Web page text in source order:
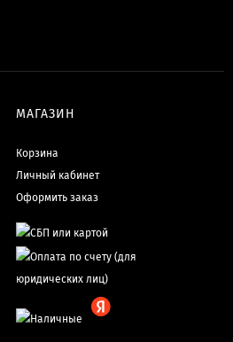
МАГАЗИН
Корзина
Личный кабинет
Оформить заказ